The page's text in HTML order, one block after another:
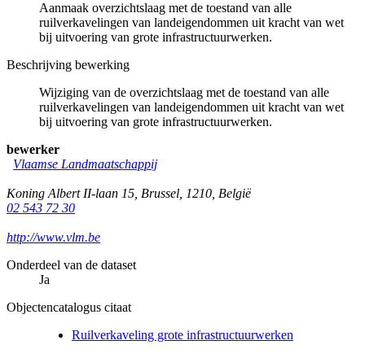
Aanmaak overzichtslaag met de toestand van alle
ruilverkavelingen van landeigendommen uit kracht van wet
bij uitvoering van grote infrastructuurwerken.
Beschrijving bewerking
Wijziging van de overzichtslaag met de toestand van alle
ruilverkavelingen van landeigendommen uit kracht van wet
bij uitvoering van grote infrastructuurwerken.
bewerker
Vlaamse Landmaatschappij
Koning Albert II-laan 15 Brussel 1210 België
02 543 72 30
http://www.vlm.be
Onderdeel van de dataset
Ja
Objectencatalogus citaat
Ruilverkaveling grote infrastructuurwerken